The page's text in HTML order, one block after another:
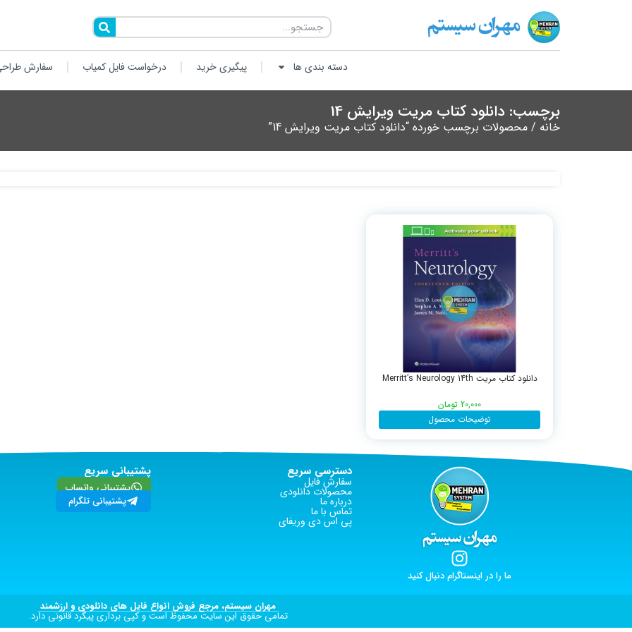
دسته بندی ها پیگیری خرید درخواست فایل کمیاب سفارش
برچسب: دانلود کتاب مریت ویرایش 14
خانه / محصولات برچسب خورده “دانلود کتاب مریت ویرایش 14”
دانلود کتاب مریت Merritt’s Neurology 14th
20,000 تومان
توضیحات محصول
ما را در اینستاگرام دنبال کنید
دسترسی سریع
سفارش فایل
محصولات دانلودی
درباره ما
تماس با ما
پی اس دی وریفای
پشتیبانی سریع
پشتیبانی واتساپ
پشتیبانی تلگرام
مهران سیستم، مرجع فروش انواع فایل های دانلودی و ارزشمند
تمامی حقوق این سایت محفوظ است و کپی برداری پیگرد قانونی دارد.